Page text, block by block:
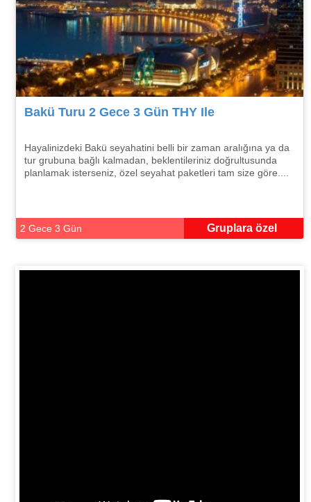
Bakü Turu 2 Gece 3 Gün THY Ile
Hayalinizdeki Bakü seyahatini belli bir zaman aralığına ya da
tur grubuna bağlı kalmadan, beklentileriniz doğrultusunda
planlamak isterseniz, özel seyahat paketleri tam size göre....
2 Gece 3 Gün Gruplara özel